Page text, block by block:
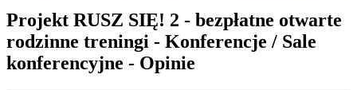
Projekt RUSZ SIĘ! 2 - bezpłatne otwarte
rodzinne treningi - Konferencje / Sale
konferencyjne - Opinie